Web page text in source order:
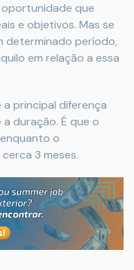
que
e objetivos. Mas se
determinado período,
em relação a essa
principal diferença
duração. É que o
o
3 meses.